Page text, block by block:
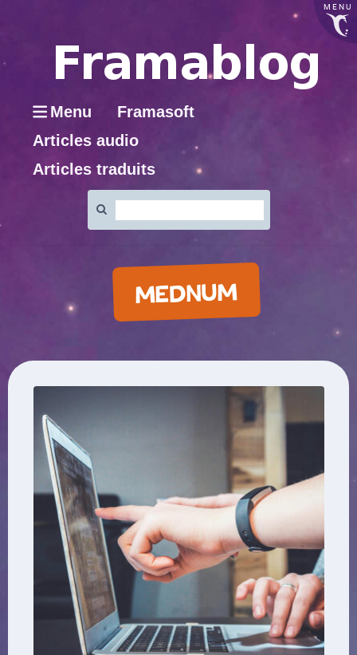
MENU
Menu
Framasoft
Articles audio
Articles traduits
:
MEDNUM